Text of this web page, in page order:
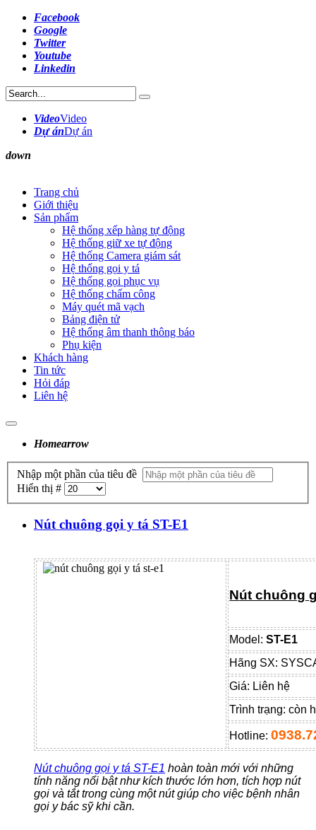
Facebook
Google
Twitter
Youtube
Linkedin
VideoVideo
Dự ánDự án
down
Trang chủ
Giới thiệu
Sản phẩm
Hệ thống xếp hàng tự động
Hệ thống giữ xe tự động
Hệ thống Camera giám sát
Hệ thống gọi y tá
Hệ thống gọi phục vụ
Hệ thống chấm công
Máy quét mã vạch
Bảng điện tử
Hệ thống âm thanh thông báo
Phụ kiện
Khách hàng
Tin tức
Hỏi đáp
Liên hệ
Homearrow
Nhập một phần của tiêu đề
Hiển thị #
Nút chuông gọi y tá ST-E1
Nút chuông
Model:ST-E1
Hãng SX:
Giá: Liên hệ
Trình trạng:còn
Hotline:
Nút chuông gọi y tá ST-E1 hoàn toàn mới với những
tính năng nổi bật như kích thước lớn hơn, tích hợp nút
gọi và tắt trong cùng một nút giúp cho việc bệnh nhân
gọi y bác sỹ khi cần.